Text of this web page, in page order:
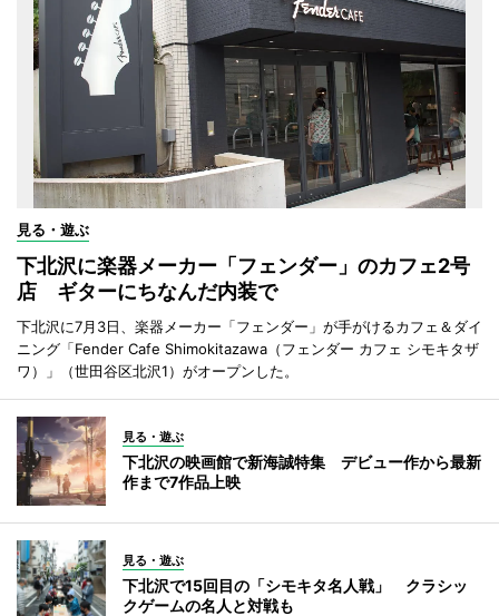
見る・遊ぶ
下北沢に楽器メーカー「フェンダー」のカフェ2号
店 ギターにちなんだ内装で
下北沢に7月3日、楽器メーカー「フェンダー」が手がけるカフェ＆ダイ
ニング「Fender Cafe Shimokitazawa（フェンダー カフェ シモキタザ
ワ）」（世田谷区北沢1）がオープンした。
見る・遊ぶ
下北沢の映画館で新海誠特集 デビュー作から最新
作まで7作品上映
見る・遊ぶ
下北沢で15回目の「シモキタ名人戦」 クラシッ
クゲームの名人と対戦も